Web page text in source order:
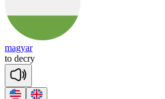
magyar
to decry